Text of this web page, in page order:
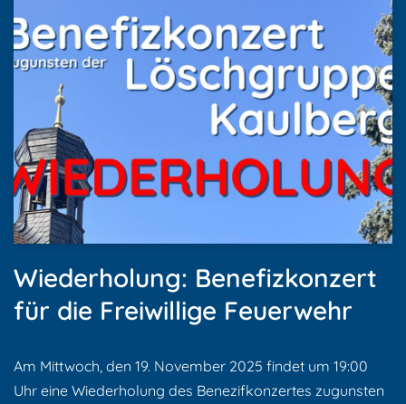
Wiederholung: Benefizkonzert
für die Freiwillige Feuerwehr
Am Mittwoch, den 19. November 2025 findet um 19:00
Uhr eine Wiederholung des Benezifkonzertes zugunsten